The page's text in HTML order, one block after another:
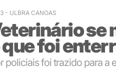
- ULBRA CANOAS
se
foi
policiais foi trazido para a